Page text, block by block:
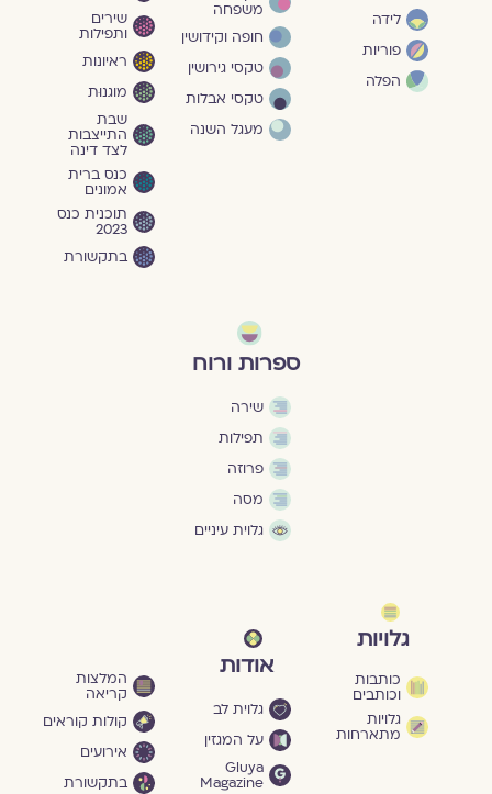
לידה
פוריות
הפלה
משפחה
חופה וקידושין
טקסי גירושין
טקסי אבלות
מעגל השנה
שירים
ותפילות
ראיונות
מוגנוּת
שבת
התייצבות
לצד דינה
כנס ברית
אמונים
תוכנית כנס
2023
בתקשורת
ספרות ורוח
שירה
תפילות
פרוזה
מסה
גלוית עיניים
גלויות
כותבות
וכותבים
גלויות
מתארחות
אודות
גלוית לב
על המגזין
Gluya
Magazine
המלצות
קריאה
קולות קוראים
אירועים
בתקשורת